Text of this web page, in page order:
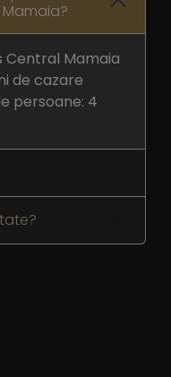
Central Mamaia
de cazare
persoane: 4